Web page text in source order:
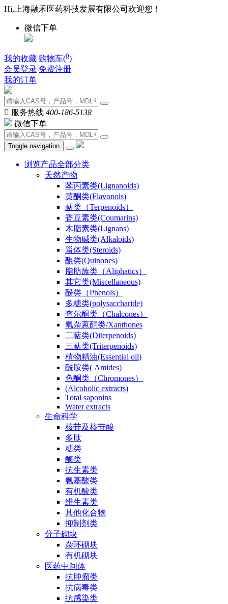
Hi,上海融禾医药科技发展有限公司欢迎您！
微信下单
我的收藏 购物车(0)
会员登录 免费注册
我的订单
 服务热线 400-186-5138
微信下单
Toggle navigation
浏览产品全部分类
天然产物
苯丙素类(Lignanoids)
黄酮类(Flavonols)
萜类（Terpenoids）
香豆素类(Coumarins)
木脂素类(Lignans)
生物碱类(Alkaloids)
甾体类(Steroids)
醌类(Quinones)
脂肪族类（Aliphatics）
其它类(Miscellaneous)
酚类（Phenols）
多糖类(polysaccharide)
查尔酮类（Chalcones）
氧杂蒽酮类/Xanthones
二萜类(Diterpenoids)
三萜类(Triterpenoids)
植物精油(Essential oil)
酰胺类( Amides)
色酮类（Chromones）
(Alcoholic extracts)
Total saponins
Water extracts
生命科学
核苷及核苷酸
多肽
糖类
酶类
抗生素类
氨基酸类
有机酸类
维生素类
其他化合物
抑制剂类
分子砌块
杂环砌块
有机砌块
医药中间体
抗肿瘤类
抗病毒类
抗感染类